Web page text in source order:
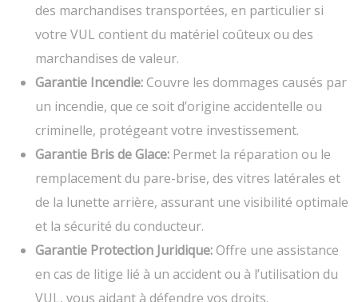
des marchandises transportées, en particulier si
votre VUL contient du matériel coûteux ou des
marchandises de valeur.
Garantie Incendie:Couvre les dommages causés par
un incendie, que ce soit d’origine accidentelle ou
criminelle, protégeant votre investissement.
Garantie Bris de Glace: Permet la réparation ou le
remplacement du pare-brise, des vitres latérales et
de la lunette arrière, assurant une visibilité optimale
et la sécurité du conducteur.
Garantie Protection Juridique:Offre une assistance
en cas de litige lié à un accident ou à l’utilisation du
VUL, vous aidant à défendre vos droits.